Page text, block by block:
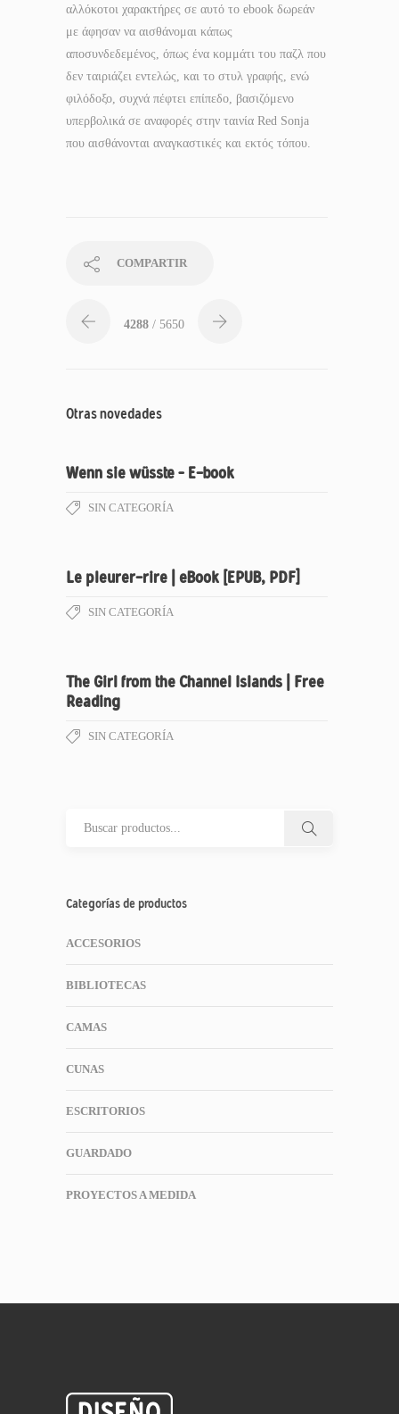
αλλόκοτοι χαρακτήρες σε αυτό το ebook δωρεάν
με άφησαν να αισθάνομαι κάπως
αποσυνδεδεμένος, όπως ένα κομμάτι του παζλ που
δεν ταιριάζει εντελώς, και το στυλ γραφής, ενώ
φιλόδοξο, συχνά πέφτει επίπεδο, βασιζόμενο
υπερβολικά σε αναφορές στην ταινία Red Sonja
που αισθάνονται αναγκαστικές και εκτός τόπου.
COMPARTIR
4288 / 5650
Otras novedades
Wenn sie wüsste – E-book
SIN CATEGORÍA
Le pleurer-rire | eBook [EPUB, PDF]
SIN CATEGORÍA
The Girl from the Channel Islands | Free
Reading
SIN CATEGORÍA
Categorías de productos
ACCESORIOS
BIBLIOTECAS
CAMAS
CUNAS
ESCRITORIOS
GUARDADO
PROYECTOS A MEDIDA